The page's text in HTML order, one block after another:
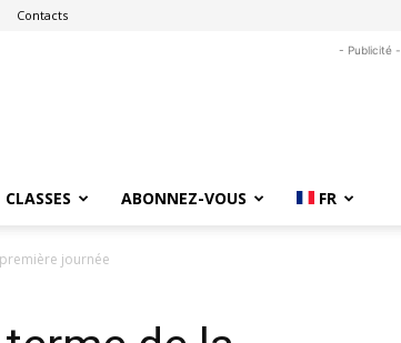
Contacts
- Publicité -
CLASSES ABONNEZ-VOUS FR
journée